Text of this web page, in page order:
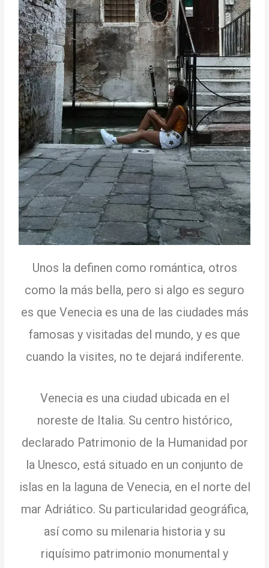
Unos la definen como romántica, otros
como la más bella, pero si algo es seguro
es que Venecia es una de las ciudades más
famosas y visitadas del mundo, y es que
cuando la visites, no te dejará indiferente.
Venecia es una ciudad ubicada en el
noreste de Italia. Su centro histórico,
declarado Patrimonio de la Humanidad por
la Unesco, está situado en un conjunto de
islas en la laguna de Venecia, en el norte del
mar Adriático. Su particularidad geográfica,
así como su milenaria historia y su
riquísimo patrimonio monumental y